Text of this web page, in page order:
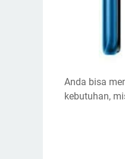
Anda bisa
kebutuhan,